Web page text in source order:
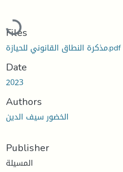
Loading...
Files
مذكرة النطاق القانوني للحيازة.pdf
Date
2023
Authors
الخضور سيف الدين
Publisher
المسيلة